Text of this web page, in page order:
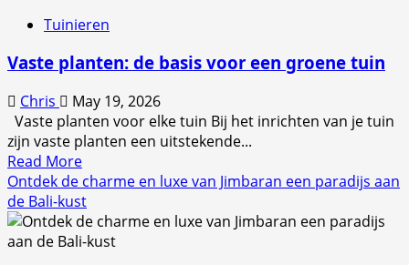
wat
moet
over
inductie
beschermers
Tuinieren
Vaste planten: de basis voor een groene tuin
Chris
May 19, 2026
Vaste planten voor elke tuin Bij het inrichten van je tuin
zijn vaste planten een uitstekende...
Read MoreRead
more
about
Vaste
planten:
Ontdek de charme en luxe van Jimbaran een paradijs aan
de Bali-kust